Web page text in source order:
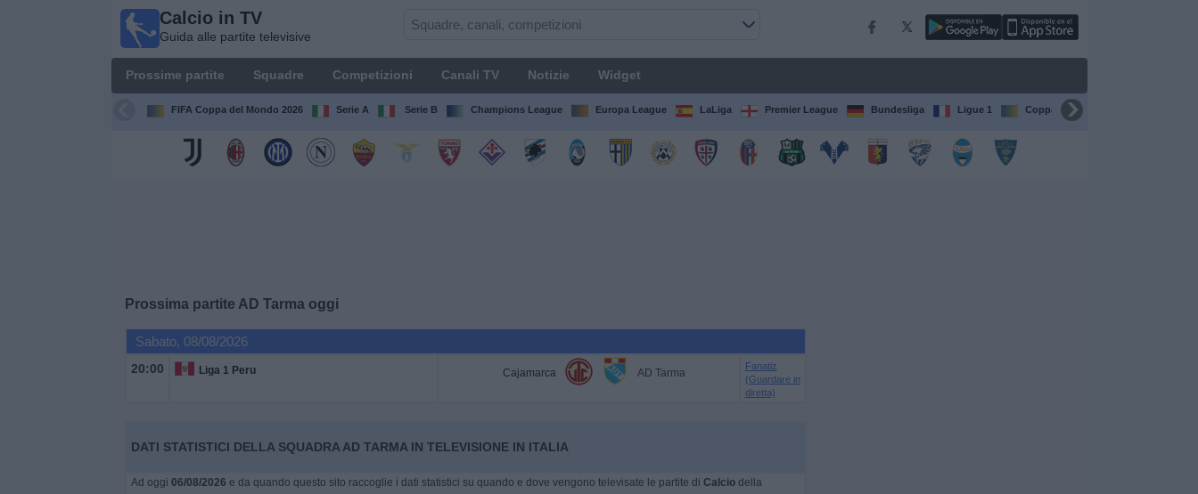
Calcio in TV
Guida alle partite televisive
Prossime partite Squadre Competizioni Canali TV Notizie Widget
FIFA Coppa del Mondo 2026 Serie A Serie B Champions League Europa League LaLiga Premier League Bundesliga Ligue 1 Coppa del Mondo FIFA per club
Prossima partite AD Tarmaoggi
Sabato, 08/08/2026
20:00 Liga 1 Peru Cajamarca AD Tarma
Fanatiz
(Guardare in
diretta)
DATI STATISTICI DELLA SQUADRA AD TARMA IN TELEVISIONE IN ITALIA
Ad oggi 06/08/2026 e da quando questo sito raccoglie i dati statistici su quando e dove vengono televisate le partite di Calciodella